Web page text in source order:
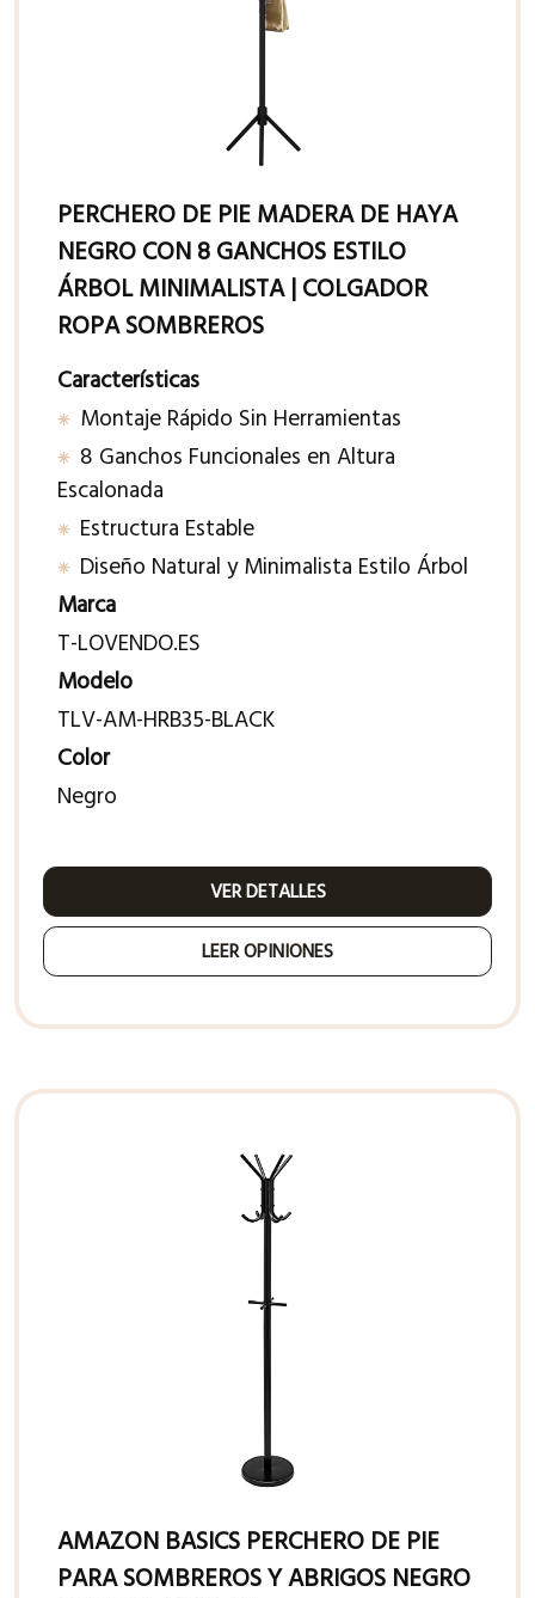
PERCHERO DE PIE MADERA DE HAYA
NEGRO CON 8 GANCHOS ESTILO
ÁRBOL MINIMALISTA | COLGADOR
ROPA SOMBREROS
Características
Montaje Rápido Sin Herramientas
8 Ganchos Funcionales en Altura
Escalonada
Estructura Estable
Diseño Natural y Minimalista Estilo Árbol
Marca
T-LOVENDO.ES
Modelo
TLV-AM-HRB35-BLACK
Color
Negro
VER DETALLES
LEER OPINIONES
AMAZON BASICS PERCHERO DE PIE
PARA SOMBREROS Y ABRIGOS NEGRO